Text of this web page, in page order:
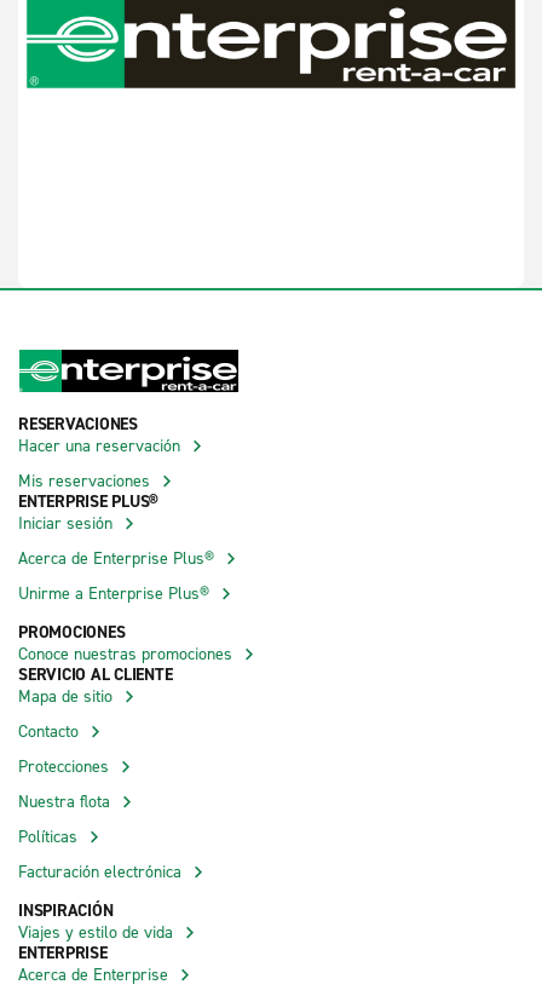
RESERVACIONES
Hacer una reservación
Mis reservaciones
ENTERPRISE PLUS®
Iniciar sesión
Acerca de Enterprise Plus®
Unirme a Enterprise Plus®
PROMOCIONES
Conoce nuestras promociones
SERVICIO AL CLIENTE
Mapa de sitio
Contacto
Protecciones
Nuestra flota
Políticas
Facturación electrónica
INSPIRACIÓN
Viajes y estilo de vida
ENTERPRISE
Acerca de Enterprise